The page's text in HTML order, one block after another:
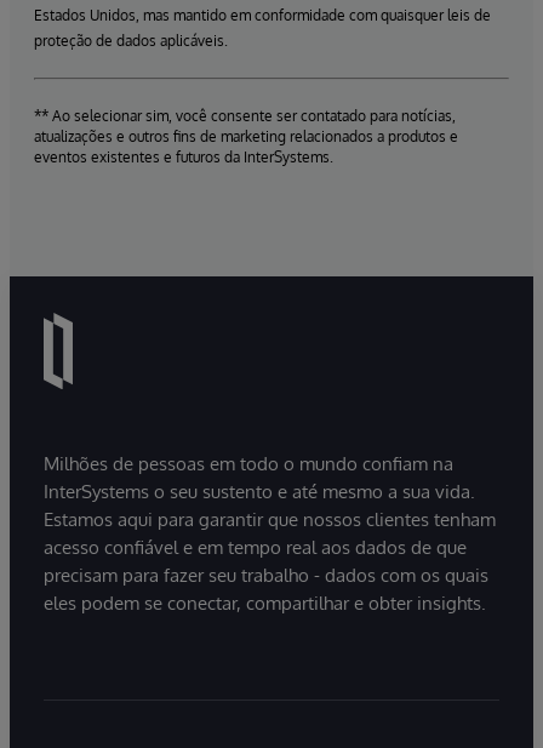
Estados Unidos, mas mantido em conformidade com quaisquer leis de
proteção de dados aplicáveis.
** Ao selecionar sim, você consente ser contatado para notícias,
atualizações e outros fins de marketing relacionados a produtos e
eventos existentes e futuros da InterSystems.
Milhões de pessoas em todo o mundo confiam na
InterSystems o seu sustento e até mesmo a sua vida.
Estamos aqui para garantir que nossos clientes tenham
acesso confiável e em tempo real aos dados de que
precisam para fazer seu trabalho - dados com os quais
eles podem se conectar, compartilhar e obter insights.